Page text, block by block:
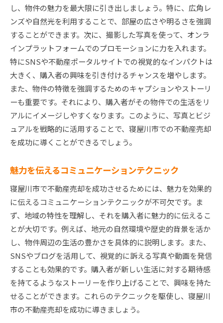
し、物件の魅力を最大限に引き出しましょう。特に、広角レ
ンズや自然光を利用することで、部屋の広さや明るさを強調
することができます。次に、撮影した写真を使って、オンラ
インプラットフォームでのプロモーションに力を入れます。
特にSNSや不動産ポータルサイトでの視覚的なインパクトは
大きく、購入者の興味を引き付けるチャンスを増やします。
また、物件の特徴を強調するためのキャプションやストーリ
ーも重要です。それにより、購入者がその物件での生活をリ
アルにイメージしやすくなります。このように、写真とビジ
ュアルを戦略的に活用することで、寝屋川市での不動産売却
を成功に導くことができるでしょう。
魅力を伝えるコミュニケーションテクニック
寝屋川市で不動産売却を成功させるためには、魅力を効果的
に伝えるコミュニケーションテクニックが不可欠です。ま
ず、地域の特性を理解し、それを購入者に魅力的に伝えるこ
とが大切です。例えば、地元の自然環境や歴史的背景を活か
し、物件周辺の生活の豊かさを具体的に説明します。また、
SNSやブログを活用して、視覚的に訴える写真や動画を発信
することも効果的です。購入者が新しい生活に対する期待感
を持てるようなストーリーを作り上げることで、興味を持た
せることができます。これらのテクニックを駆使し、寝屋川
市の不動産売却を成功に導きましょう。